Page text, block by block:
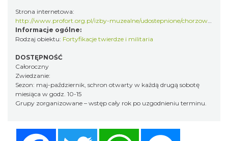
Strona internetowa:
http://www.profort.org.pl/izby-muzealne/udostepnione/chorzow-ii/historia
Informacje ogólne:
Rodzaj obiektu: Fortyfikacje twierdze i militaria
DOSTĘPNOŚĆ
Całoroczny
Zwiedzanie:
Sezon: maj-październik, schron otwarty w każdą drugą sobotę
miesiąca w godz. 10-15
Grupy zorganizowane – wstęp cały rok po uzgodnieniu terminu.
Twitter WhatsApp